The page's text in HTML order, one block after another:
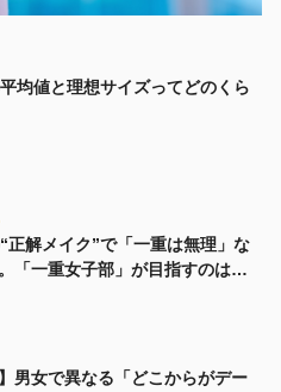
均値と理想サイズってどのくら
正解メイク”で「一重は無理」な
「一重女子部」が目指すのは、
男女で異なる「どこからがデー